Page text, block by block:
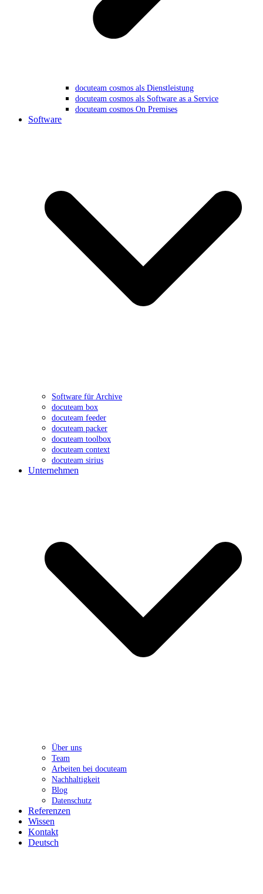
docuteam cosmos als Dienstleistung
docuteam cosmos als Software as a Service
docuteam cosmos On Premises
Software
Software für Archive
docuteam box
docuteam feeder
docuteam packer
docuteam toolbox
docuteam context
docuteam sirius
Unternehmen
Über uns
Team
Arbeiten bei docuteam
Nachhaltigkeit
Blog
Datenschutz
Referenzen
Wissen
Kontakt
Deutsch